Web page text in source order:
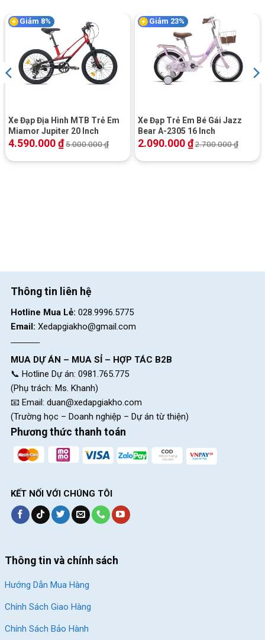
Giảm 8%
Xe Đạp Địa Hình MTB Trẻ Em
Miamor Jupiter 20 Inch
4.590.000₫5.000.000₫
Giảm 23%
Xe Đạp Trẻ Em Bé Gái Jazz
Bear A-2305 16 Inch
2.090.000₫2.700.000₫
Thông tin liên hệ
Hotline Mua Lẻ: 028.9996.5775
Email: Xedapgiakho@gmail.com
MUA DỰ ÁN – MUA SỈ – HỢP TÁC B2B
📞 Hotline Dự án: 0981.765.775
(Phụ trách: Ms. Khanh)
📧 Email: duan@xedapgiakho.com
(Trường học – Doanh nghiệp – Dự án từ thiện)
Phương thức thanh toán
KẾT NỐI VỚI CHÚNG TÔI
Thông tin và chính sách
Hướng Dẫn Mua Hàng
Chính Sách Giao Hàng
Chính Sách Bảo Hành